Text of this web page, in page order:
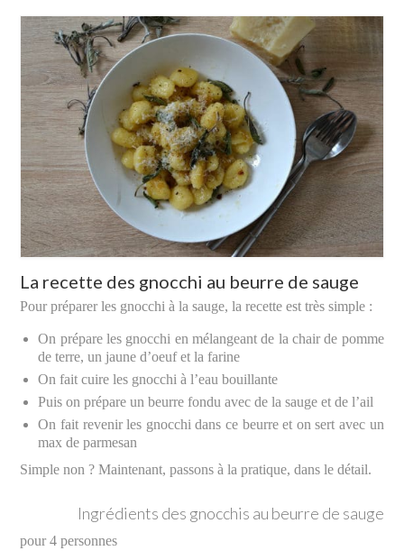
La recette des gnocchi au beurre de sauge
Pour préparer les gnocchi à la sauge, la recette est très simple :
On prépare les gnocchi en mélangeant de la chair de pomme
de terre, un jaune d’oeuf et la farine
On fait cuire les gnocchi à l’eau bouillante
Puis on prépare un beurre fondu avec de la sauge et de l’ail
On fait revenir les gnocchi dans ce beurre et on sert avec un
max de parmesan
Simple non ? Maintenant, passons à la pratique, dans le détail.
Ingrédients des gnocchis au beurre de sauge
pour 4 personnes